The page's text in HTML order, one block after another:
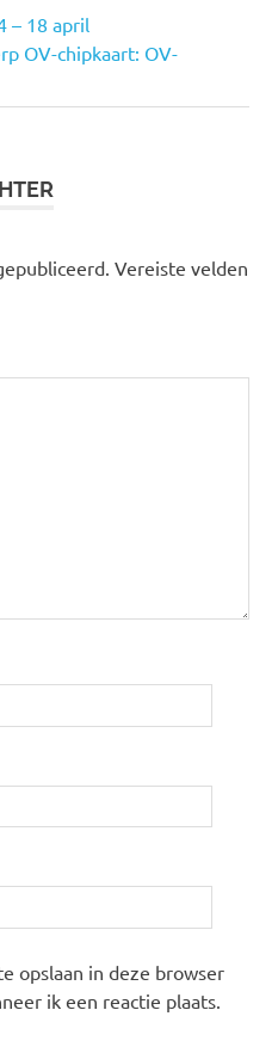
– 18 april
OV-chipkaart: OV-
Vereiste velden
opslaan in deze browser
ik een reactie plaats.